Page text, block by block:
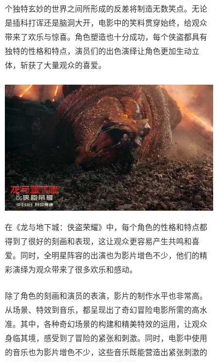
个独特玄妙的世界之间所形成的反差将制造无数笑点。无论
是插科打诨还是脑洞大开，电影中的笑料贯穿始终，给观众
带来了欢乐与惊喜。角色塑造也十分成功，每个侠盗都具有
独特的性格和特点，演员们的出色演绎让角色更加生动立
体，斩获了大量观众的喜爱。
在《龙与地下城：侠盗荣耀》中，每个角色的性格和特点都
得到了很好的刻画和表现，这让观众更容易产生共鸣和喜
爱。同时，全明星阵容的出演也为影片增色不少，他们的精
彩演绎为观众带来了很多欢乐和感动。
除了角色的刻画和演员的表演，影片的制作水平也非常高。
从场景、特效到音乐，都呈现出了奇幻冒险电影所需的高水
准。其中，各种奇幻场景的构建和精美特效的运用，让观众
身临其境，感受到了冒险的紧张和刺激。同时，电影中使用
的音乐也为影片增色不少，这些音乐既能营造出紧张刺激的